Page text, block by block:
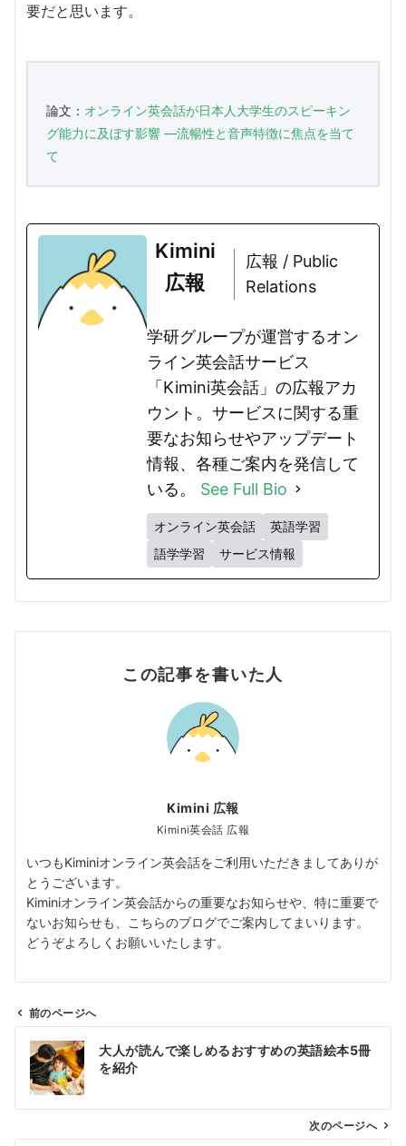
要だと思います。
論文： オンライン英会話が日本人大学生のスピーキン
グ能力に及ぼす影響 ―流暢性と音声特徴に焦点を当て
て
Kimini
広報
広報 / Public
Relations
学研グループが運営するオン
ライン英会話サービス
「Kimini英会話」の広報アカ
ウント。サービスに関する重
要なお知らせやアップデート
情報、各種ご案内を発信して
いる。 See Full Bio
オンライン英会話
英語学習
語学学習
サービス情報
この記事を書いた人
Kimini 広報
Kimini英会話 広報
いつもKiminiオンライン英会話をご利用いただきましてありが
とうございます。
Kiminiオンライン英会話からの重要なお知らせや、特に重要で
ないお知らせも、こちらのブログでご案内してまいります。
どうぞよろしくお願いいたします。
前のページへ
大人が読んで楽しめるおすすめの英語絵本5冊
を紹介
次のページへ